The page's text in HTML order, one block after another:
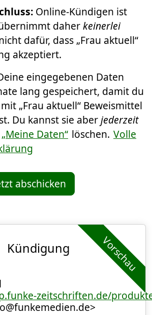
Online-Kündigen ist
daherkeinerlei
dafür, dass „Frau aktuell“
akzeptiert.
eingegebenen Daten
lang gespeichert, damit du
„Frau aktuell“ Beweismittel
Du kannst sie aberjederzeit
„Meine Daten“ löschen. Volle
abschicken
Vorschau
Kündigung
zeitschriften.de/